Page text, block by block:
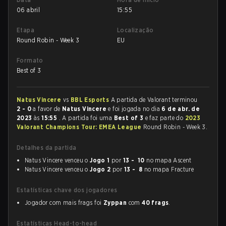
06 abril
15:55
Etapa
Round Robin - Week 3
Localização
EU
Formato
Best of 3
Natus Vincere vs BBL Esports A partida de Valorant terminou
2 - 0 a favor de Natus Vinceree foi jogada no dia 6 de abr. de
2023 às15:55 . A partida foi uma Best of 3 e faz parte do 2023
Valorant Champions Tour: EMEA League Round Robin - Week 3.
Detalhes da partida
Natus Vincere venceu oJogo 1 por 13 - 10 no mapa Ascent
Natus Vincere venceu oJogo 2 por 13 - 8 no mapa Fracture
Estatísticas chave dos jogadores
Jogador com mais frags foi Zyppan com40 frags.
Estatísticas Head-to-head